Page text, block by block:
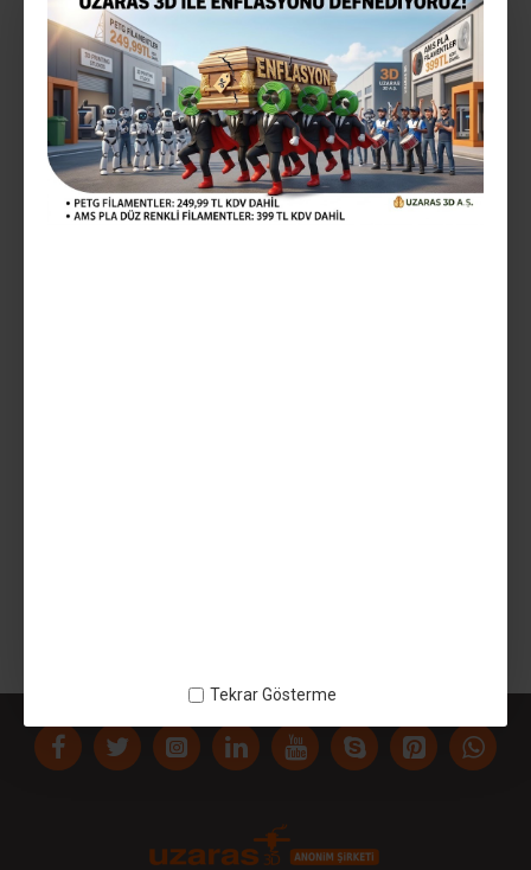
Tekrar Gösterme
PLEGSI 6MM LEVHA VE FASON KESIM
STOK:
MODEL: fasonkesim5mm